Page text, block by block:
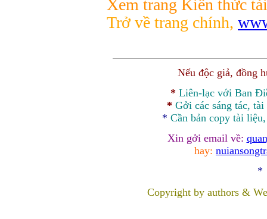
Xem trang Kiến thức
Trở về trang chính,
Nếu độc giả, đồng
* Liên-lạc với Ban
* Gởi các sáng tác,
* Cần bản copy tài
Xin gởi email về:
hay:
*
Copyright by authors &